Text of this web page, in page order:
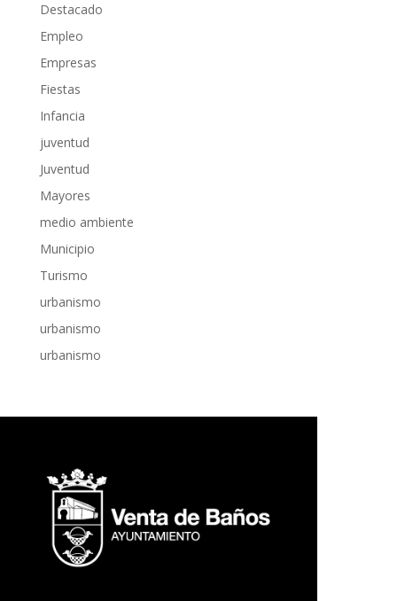
Destacado
Empleo
Empresas
Fiestas
Infancia
juventud
Juventud
Mayores
medio ambiente
Municipio
Turismo
urbanismo
urbanismo
urbanismo